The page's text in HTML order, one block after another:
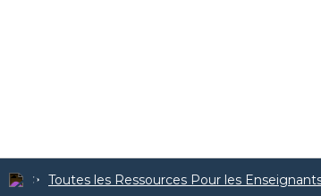
Toutes les Ressources Pour les